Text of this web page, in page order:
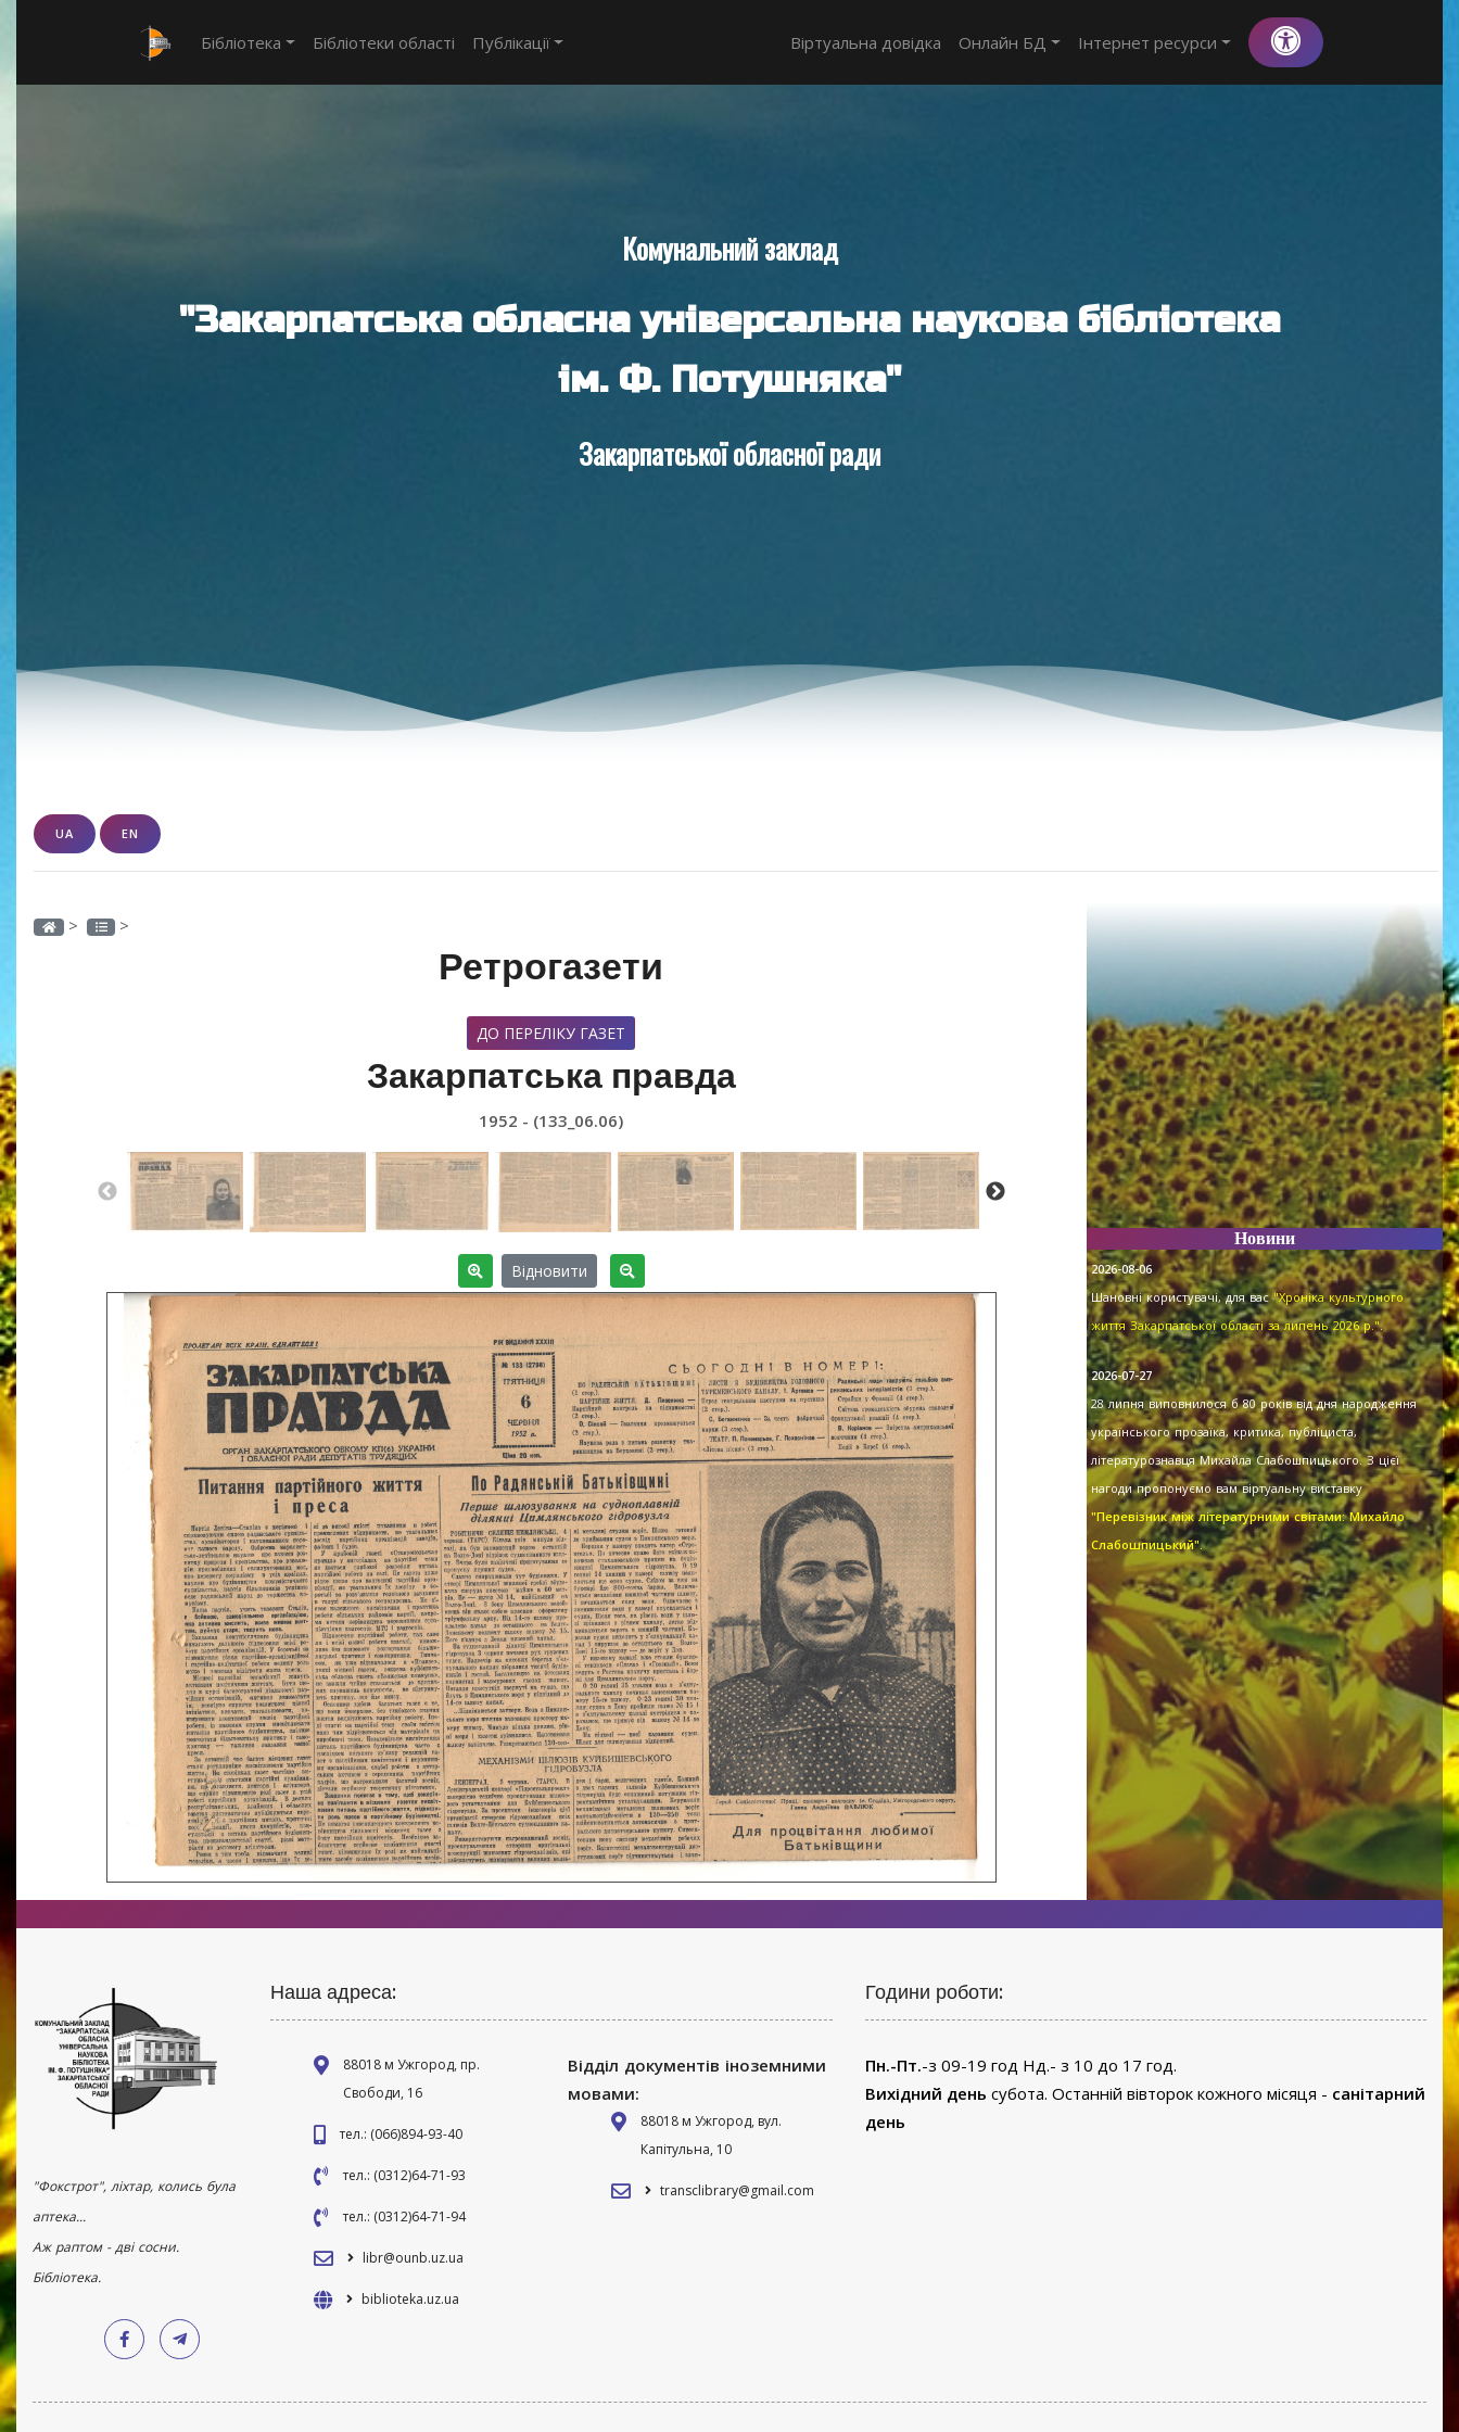
Бібліотека Бібліотеки області Публікації Віртуальна довідка Онлайн БД Інтернет ресурси
Комунальний заклад
"Закарпатська обласна універсальна наукова бібліотека
ім. Ф. Потушняка"
Закарпатської обласної ради
UA EN
> >
Ретрогазети
ДО ПЕРЕЛІКУ ГАЗЕТ
Закарпатська правда
1952 - (133_06.06)
Відновити
Новини
2026-08-06
Шановні користувачі, для вас"Хроніка культурного
життя Закарпатської області за липень 2026 р.".
2026-07-27
28 липня виповнилося б 80 років від дня народження
українського прозаїка, критика, публіциста,
літературознавця Михайла Слабошпицького. З цієї
нагоди пропонуємо вам віртуальну виставку
"Перевізник між літературними світами: Михайло
Слабошпицький".
"Фокстрот", ліхтар, колись була
аптека...
Аж раптом - дві сосни.
Бібліотека.
Наша адреса:
88018 м Ужгород, пр.
Свободи, 16
тел.: (066)894-93-40
тел.: (0312)64-71-93
тел.: (0312)64-71-94
libr@ounb.uz.ua
biblioteka.uz.ua
Відділ документів іноземними
мовами:
88018 м Ужгород, вул.
Капітульна, 10
transclibrary@gmail.com
Години роботи:
Пн.-Пт.-з 09-19 год Нд.- з 10 до 17 год.
Вихідний день субота. Останній вівторок кожного місяця - санітарний
день